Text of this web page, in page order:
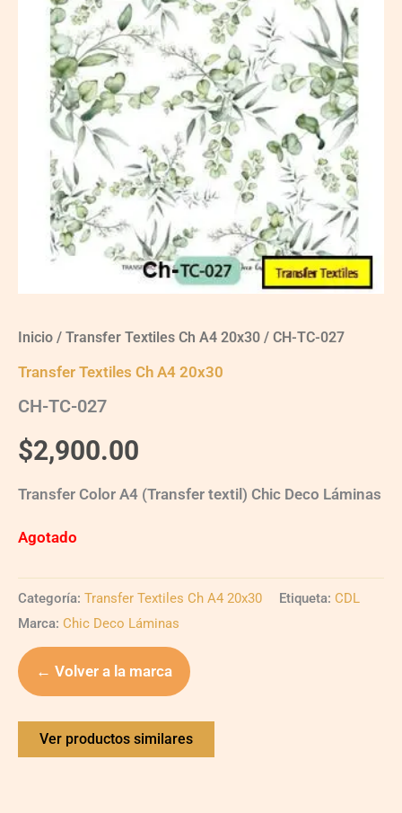
Inicio / Transfer Textiles Ch A4 20x30 / CH-TC-027
Transfer Textiles Ch A4 20x30
CH-TC-027
$2,900.00
Transfer Color A4 (Transfer textil) Chic Deco Láminas
Agotado
Categoría: Transfer Textiles Ch A4 20x30 Etiqueta: CDL
Marca: Chic Deco Láminas
← Volver a la marca
Ver productos similares